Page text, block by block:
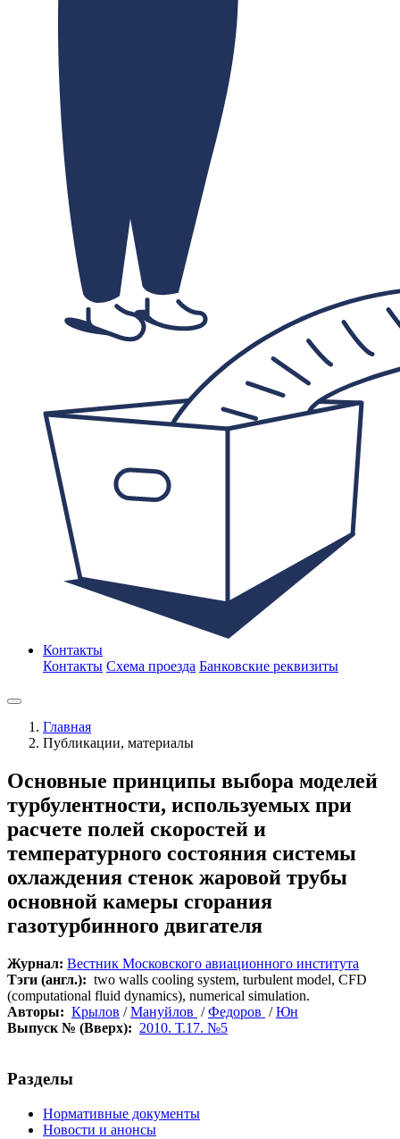
Контакты
Контакты Схема проезда Банковские реквизиты
Главная
Публикации, материалы
Основные принципы выбора моделей
турбулентности, используемых при
расчете полей скоростей и
температурного состояния системы
охлаждения стенок жаровой трубы
основной камеры сгорания
газотурбинного двигателя
Журнал: Вестник Московского авиационного института
Тэги (англ.): two walls cooling system, turbulent model, CFD
(computational fluid dynamics), numerical simulation.
Авторы: Крылов /Мануйлов /Федоров /Юн
Выпуск № (Вверх): 2010. Т.17. №5
Разделы
Нормативные документы
Новости и анонсы